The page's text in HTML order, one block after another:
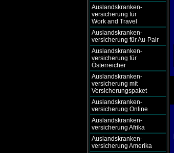
Auslandskranken-
versicherung für
Work and Travel
Auslandskranken-
versicherung für Au-Pair
Auslandskranken-
versicherung für
Österreicher
Auslandskranken-
versicherung mit
Versicherungspaket
Auslandskranken-
versicherung Online
Auslandskranken-
versicherung Afrika
Auslandskranken-
versicherung Amerika